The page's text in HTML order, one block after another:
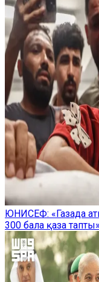
ЮНИСЕФ: «Газада
300 бала қаза тапты»